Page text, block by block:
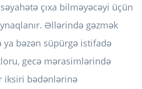
çıxa bilməyəcəyi üçün
Əllərində gəzmək
bəzən süpürgə istifadə
gecə mərasimlərində
iksiri bədənlərinə